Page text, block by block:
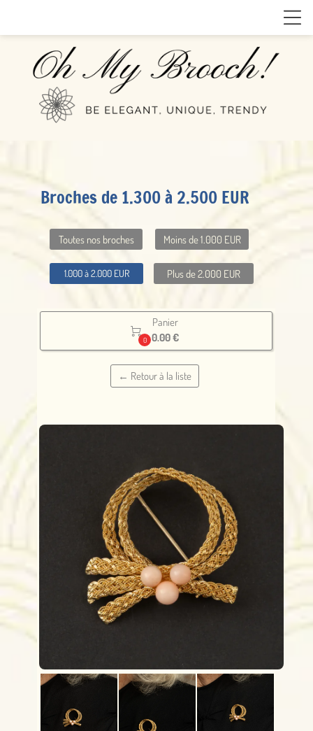
Broches de 1.300 à 2.500 EUR
Toutes nos broches Moins de 1.000 EUR
1.000 à 2.000 EUR Plus de 2.000 EUR

0
Panier
0.00 €
← Retour à la liste